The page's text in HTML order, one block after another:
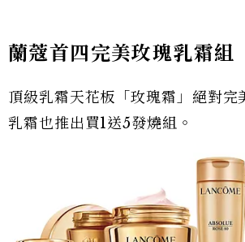
蘭蔻首四完美玫瑰乳霜組
頂級乳霜天花板「玫瑰霜」絕對完
乳霜也推出買1送5發燒組。